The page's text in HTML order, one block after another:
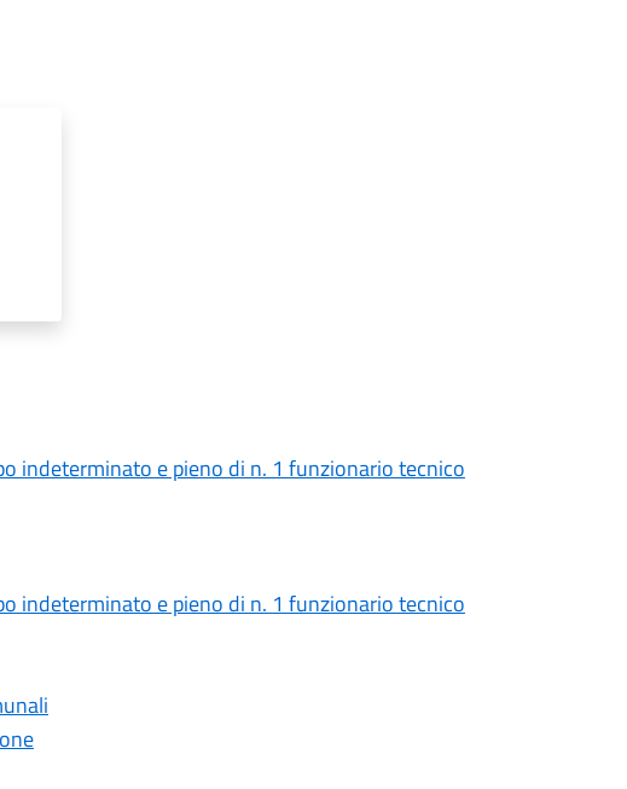
indeterminato e pieno di n. 1 funzionario tecnico
indeterminato e pieno di n. 1 funzionario tecnico